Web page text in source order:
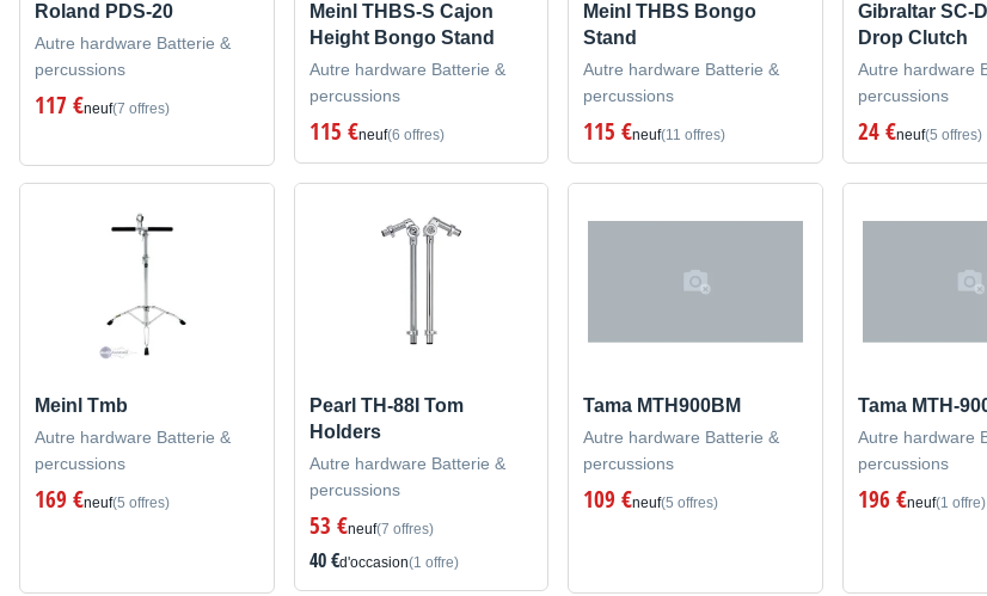
Roland PDS-20
Autre hardware Batterie &
percussions
117 €neuf(7 offres)
Meinl THBS-S Cajon
Height Bongo Stand
Autre hardware Batterie &
percussions
115 €neuf(6 offres)
Meinl THBS Bongo
Stand
Autre hardware Batterie &
percussions
115 €neuf(11 offres)
Gibraltar SC-
Drop Clutch
Autre hardware
percussions
24 €neuf(5 offres)
Meinl Tmb
Autre hardware Batterie &
percussions
169 €neuf(5 offres)
Pearl TH-88I Tom
Holders
Autre hardware Batterie &
percussions
53 €neuf(7 offres)
40 €d'occasion(1 offre)
Tama MTH900BM
Autre hardware Batterie &
percussions
109 €neuf(5 offres)
Tama MTH-
Autre hardware
percussions
196 €neuf(1 offre)